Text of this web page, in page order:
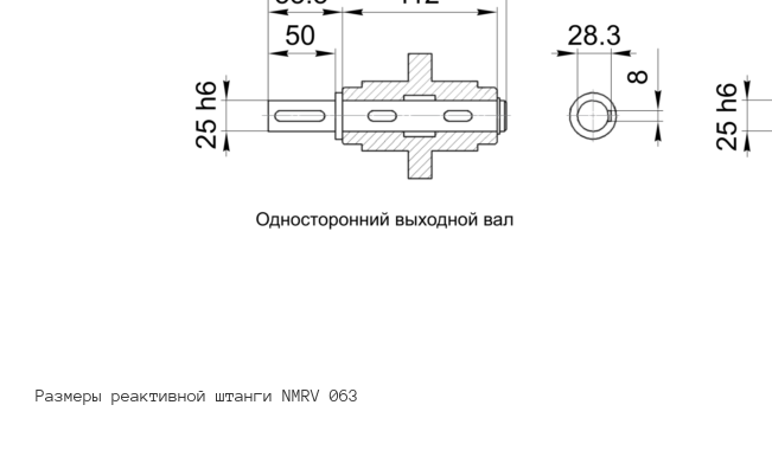
Размеры реактивной штанги NMRV 063